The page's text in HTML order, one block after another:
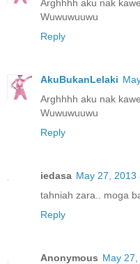
Arghhhh aku nak
Wuwuwuuwu
Reply
AkuBukanLelaki
Arghhhh aku nak
Wuwuwuuwu
Reply
iedasa May 27, 2013
tahniah zara.. moga
Reply
Anonymous May